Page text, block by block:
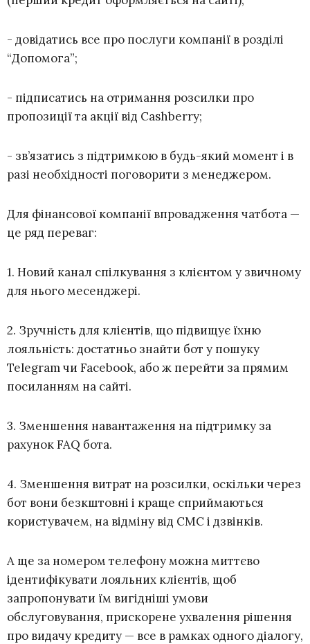
- довідатись все про послуги компанії в розділі
“Допомога”;
- підписатись на отримання розсилки про
пропозиції та акції від Cashberry;
- зв’язатись з підтримкою в будь-який момент і в
разі необхідності поговорити з менеджером.
Для фінансової компанії впровадження чатбота —
це ряд переваг:
1. Новий канал спілкування з клієнтом у звичному
для нього месенджері.
2. Зручність для клієнтів, що підвищує їхню
лояльність: достатньо знайти бот у пошуку
Telegram чи Facebook, або ж перейти за прямим
посиланням на сайті.
3. Зменшення навантаження на підтримку за
рахунок FAQ бота.
4. Зменшення витрат на розсилки, оскільки через
бот вони безкштовні і краще сприймаються
користувачем, на відміну від СМС і дзвінків.
А ще за номером телефону можна миттєво
ідентифікувати лояльних клієнтів, щоб
запропонувати їм вигідніші умови
обслуговування, прискорене ухвалення рішення
про видачу кредиту — все в рамках одного діалогу,